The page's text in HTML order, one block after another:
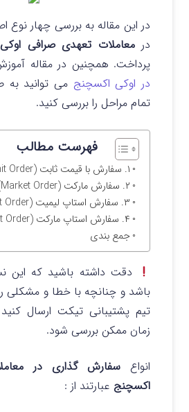
در این مقاله به بررسی چهار
درمعاملات تعهدی صرافی
پرداخت. همچنین در مقاله
در اوکی اکسچنج می توانید
تمام مراحل را بررسی کنید.
فهرست مطالب
۱. سفارش با قیمت ثابت (Limit Order)
۲. سفارش مارکت (Market Order)
۳. سفارش استاپ لیمیت (Stop-Limit Order)
۴. سفارش استاپ مارکت (Stop-Market Order)
جمع بندی
دقت داشته باشید که این
باشد و چنانچه با خطا و مشکلی
تیم پشتیبانی تیکت ارسال
زمان ممکن بررسی شود.
انواع سفارش گذاری در
اکسچنج عبارتند از :